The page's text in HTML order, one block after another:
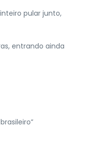
pular junto,
entrando ainda